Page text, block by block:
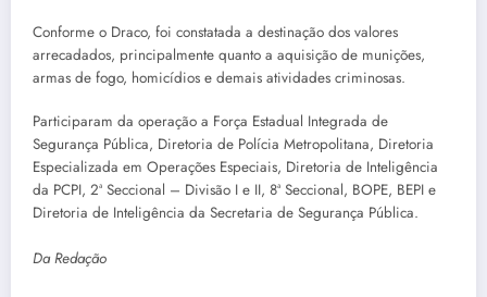
Conforme o Draco, foi constatada a destinação dos valores
arrecadados, principalmente quanto a aquisição de munições,
armas de fogo, homicídios e demais atividades criminosas.
Participaram da operação a Força Estadual Integrada de
Segurança Pública, Diretoria de Polícia Metropolitana, Diretoria
Especializada em Operações Especiais, Diretoria de Inteligência
da PCPI, 2ª Seccional – Divisão I e II, 8ª Seccional, BOPE, BEPI e
Diretoria de Inteligência da Secretaria de Segurança Pública.
Da Redação